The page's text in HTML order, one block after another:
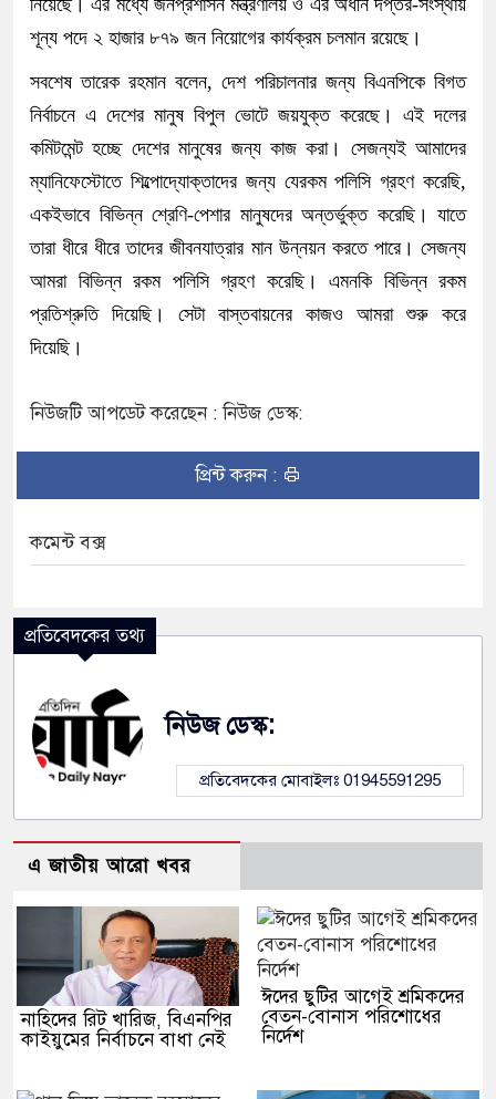
নিয়েছে। এর মধ্যে জনপ্রশাসন মন্ত্রণালয় ও এর অধীন দপ্তর-সংস্থায়
শূন্য পদে ২ হাজার ৮৭৯ জন নিয়োগের কার্যক্রম চলমান রয়েছে।
সবশেষ তারেক রহমান বলেন, দেশ পরিচালনার জন্য বিএনপিকে বিগত
নির্বাচনে এ দেশের মানুষ বিপুল ভোটে জয়যুক্ত করেছে। এই দলের
কমিটমেন্ট হচ্ছে দেশের মানুষের জন্য কাজ করা। সেজন্যই আমাদের
ম্যানিফেস্টোতে শিল্পোদ্যোক্তাদের জন্য যেরকম পলিসি গ্রহণ করেছি,
একইভাবে বিভিন্ন শ্রেণি-পেশার মানুষদের অন্তর্ভুক্ত করেছি। যাতে
তারা ধীরে ধীরে তাদের জীবনযাত্রার মান উন্নয়ন করতে পারে। সেজন্য
আমরা বিভিন্ন রকম পলিসি গ্রহণ করেছি। এমনকি বিভিন্ন রকম
প্রতিশ্রুতি দিয়েছি। সেটা বাস্তবায়নের কাজও আমরা শুরু করে
দিয়েছি।
নিউজটি আপডেট করেছেন : নিউজ ডেস্ক:
প্রিন্ট করুন :
কমেন্ট বক্স
প্রতিবেদকের তথ্য
নিউজ ডেস্ক:
প্রতিবেদকের মোবাইলঃ 01945591295
এ জাতীয় আরো খবর
নাহিদের রিট খারিজ, বিএনপির
কাইয়ুমের নির্বাচনে বাধা নেই
ঈদের ছুটির আগেই শ্রমিকদের
বেতন-বোনাস পরিশোধের
নির্দেশ